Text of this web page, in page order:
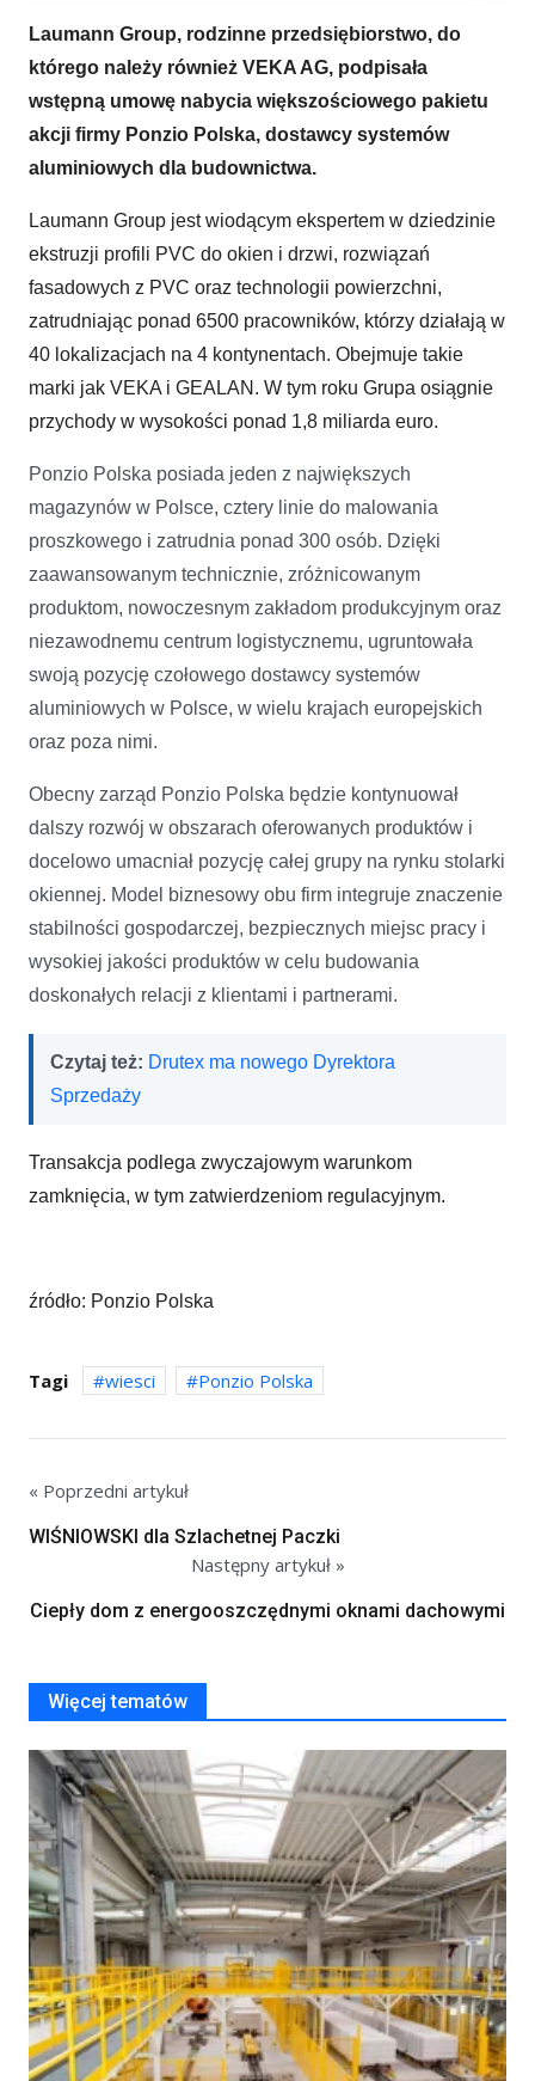
Laumann Group, rodzinne przedsiębiorstwo, do
którego należy również VEKA AG, podpisała
wstępną umowę nabycia większościowego pakietu
akcji firmy Ponzio Polska, dostawcy systemów
aluminiowych dla budownictwa.
Laumann Group jest wiodącym ekspertem w dziedzinie
ekstruzji profili PVC do okien i drzwi, rozwiązań
fasadowych z PVC oraz technologii powierzchni,
zatrudniając ponad 6500 pracowników, którzy działają w
40 lokalizacjach na 4 kontynentach. Obejmuje takie
marki jak VEKA i GEALAN. W tym roku Grupa osiągnie
przychody w wysokości ponad 1,8 miliarda euro.
Ponzio Polska posiada jeden z największych
magazynów w Polsce, cztery linie do malowania
proszkowego i zatrudnia ponad 300 osób. Dzięki
zaawansowanym technicznie, zróżnicowanym
produktom, nowoczesnym zakładom produkcyjnym oraz
niezawodnemu centrum logistycznemu, ugruntowała
swoją pozycję czołowego dostawcy systemów
aluminiowych w Polsce, w wielu krajach europejskich
oraz poza nimi.
Obecny zarząd Ponzio Polska będzie kontynuował
dalszy rozwój w obszarach oferowanych produktów i
docelowo umacniał pozycję całej grupy na rynku stolarki
okiennej. Model biznesowy obu firm integruje znaczenie
stabilności gospodarczej, bezpiecznych miejsc pracy i
wysokiej jakości produktów w celu budowania
doskonałych relacji z klientami i partnerami.
Czytaj też: Drutex ma nowego Dyrektora
Sprzedaży
Transakcja podlega zwyczajowym warunkom
zamknięcia, w tym zatwierdzeniom regulacyjnym.
źródło: Ponzio Polska
Tagi wiesci Ponzio Polska
« Poprzedni artykuł
WIŚNIOWSKI dla Szlachetnej Paczki
Następny artykuł »
Ciepły dom z energooszczędnymi oknami dachowymi
Więcej tematów